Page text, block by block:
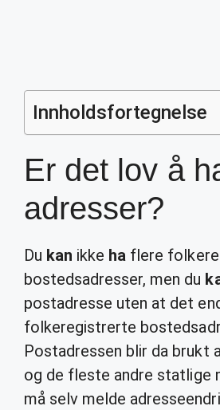
Innholdsfortegnelse
Er det lov å
adresser?
Du kan ikke ha flere
bostedsadresser, men du
postadresse uten at det
folkeregistrerte
Postadressen blir da brukt
og de fleste andre statlige
må selv melde